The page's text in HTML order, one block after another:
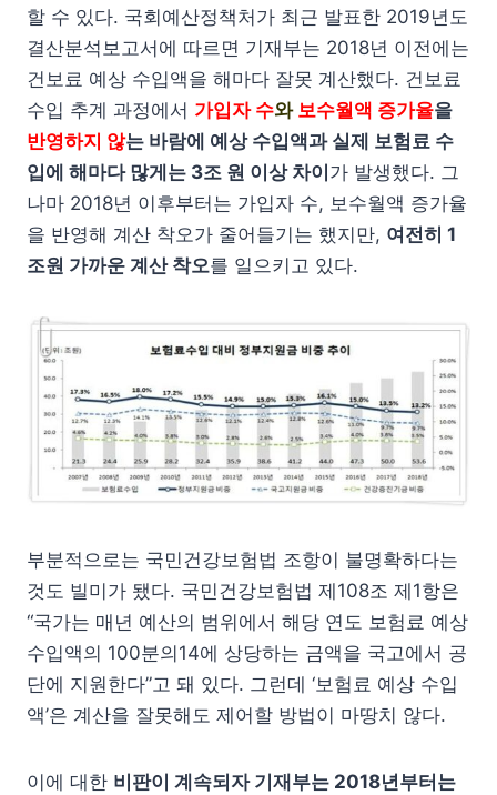
할 수 있다. 국회예산정책처가 최근 발표한 2019년도
결산분석보고서에 따르면 기재부는 2018년 이전에는
건보료 예상 수입액을 해마다 잘못 계산했다. 건보료
수입 추계 과정에서 가입자 수와보수월액 증가율을
반영하지 않는 바람에 예상 수입액과 실제 보험료 수
입에 해마다 많게는 3조 원 이상 차이가 발생했다. 그
나마 2018년 이후부터는 가입자 수, 보수월액 증가율
을 반영해 계산 착오가 줄어들기는 했지만, 여전히 1
조원 가까운 계산 착오를 일으키고 있다.
부분적으로는 국민건강보험법 조항이 불명확하다는
것도 빌미가 됐다. 국민건강보험법 제108조 제1항은
“국가는 매년 예산의 범위에서 해당 연도 보험료 예상
수입액의 100분의14에 상당하는 금액을 국고에서 공
단에 지원한다”고 돼 있다. 그런데 ‘보험료 예상 수입
액’은 계산을 잘못해도 제어할 방법이 마땅치 않다.
이에 대한 비판이 계속되자 기재부는 2018년부터는